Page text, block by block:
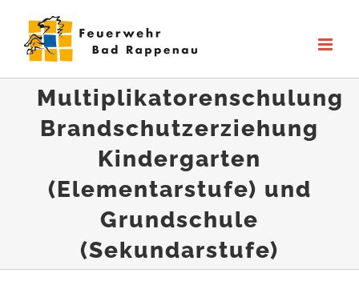
Inhalt
Multiplikatorenschulung
Brandschutzerziehung
Kindergarten
(Elementarstufe) und
Grundschule
(Sekundarstufe)